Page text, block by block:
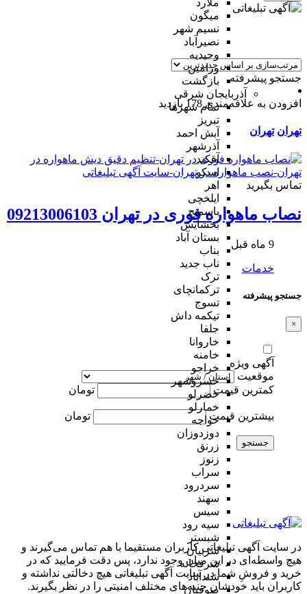
ملارد
میگون
نسیم شهر
نصیرآباد
وحیدیه
ورامین
بازگشت
آذربایجان شرقی
تمام شهر‌ها
تبریز
آبش احمد
آذرشهر
آقکند
اسکو
اهر
ایلخچی
باسمنج
بخشایش
بستان آباد
بناب
ناب جدید
ترک
ترکمانچای
تسوج
تیکمه داش
جلفا
خاروانا
خامنه
خراجو
خسروشهر
خضرلو
خمارلو
خواجه
دوزدوزان
زرنق
زنوز
سراب
سردرود
سهند
سیس
سیه رود
شبستر
شربیان
شرفخانه
شندآباد
صوفیان
جستجو پیشرفته
افزودن به علاقه‌مندی 178 بازدید
تهران تهران
تماس بگیرید
نصاب ماهواره فوری در تهران 09213006103
9 ماه قبل
خدمات
جستجو پیشرفته
×
آگهی ویژه
موقعیت
کمترین قیمت
تومان
بیشترین قیمت تومان
جستجو
در سایت آگهی تبلیغاتی کاربران مستقیما با هم تماس می‌گیرند و
هیچ واسطه‌ای در این میان وجود ندارد، پس دقت فرمایید که در
خرید و فروشِ شما در سایت آگهی تبلیغاتی هیچ دخالتی نداشته و
کاربران باید خودشان جنبه‌های مختلف امنیتی را در نظر بگیرند.